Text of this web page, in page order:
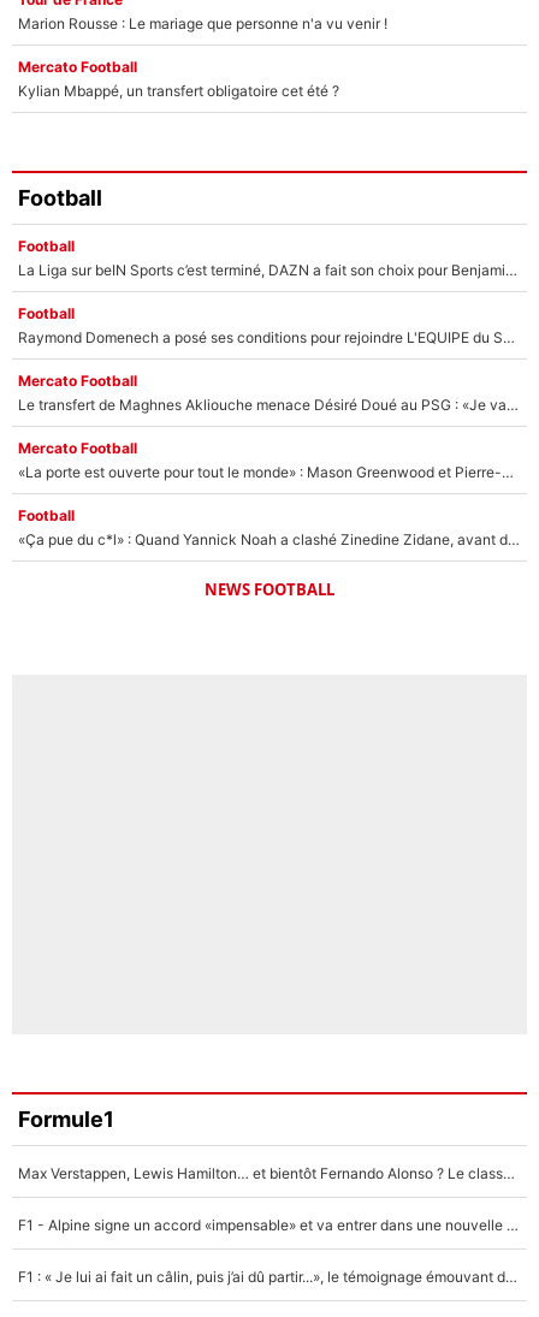
Marion Rousse : Le mariage que personne n'a vu venir !
Mercato Football
Kylian Mbappé, un transfert obligatoire cet été ?
Football
Football
La Liga sur beIN Sports c’est terminé, DAZN a fait son choix pour Benjamin Da Silva et Omar Da Fonseca !
Football
Raymond Domenech a posé ses conditions pour rejoindre L'EQUIPE du Soir : Il refuse de faire l'émission avec un autre chroniqueur !
Mercato Football
Le transfert de Maghnes Akliouche menace Désiré Doué au PSG : «Je valide à 200%»
Mercato Football
«La porte est ouverte pour tout le monde» : Mason Greenwood et Pierre-Emerick Aubameyang ont quitté l'OM, Amine Gouiri balance sur la suite du mercato et sur la réaction du vestiaire !
Football
«Ça pue du c*l» : Quand Yannick Noah a clashé Zinedine Zidane, avant de se faire recadrer par le nouveau sélectionneur de l'équipe de France !
NEWS FOOTBALL
Formule1
Max Verstappen, Lewis Hamilton… et bientôt Fernando Alonso ? Le classement des pilotes les mieux payés en Formule 1 risque de changer !
F1 - Alpine signe un accord «impensable» et va entrer dans une nouvelle dimension : Grande nouvelle pour Pierre Gasly !
F1 : « Je lui ai fait un câlin, puis j’ai dû partir...», le témoignage émouvant de Max Verstappen sur sa fille